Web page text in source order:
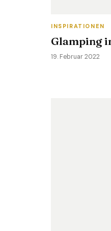
INSPIRATIONEN
Glamping
19. Februar 2022